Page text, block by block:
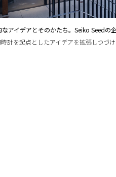
アイデアとそのかたち。Seiko Seedの企
計を起点としたアイデアを拡張しつづ